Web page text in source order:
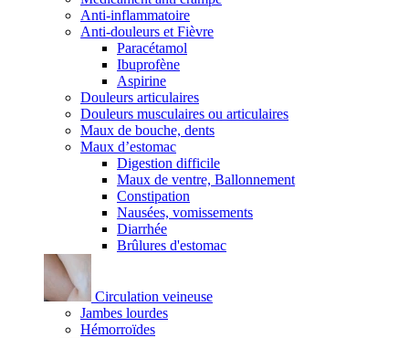
Anti-inflammatoire
Anti-douleurs et Fièvre
Paracétamol
Ibuprofène
Aspirine
Douleurs articulaires
Douleurs musculaires ou articulaires
Maux de bouche, dents
Maux d’estomac
Digestion difficile
Maux de ventre, Ballonnement
Constipation
Nausées, vomissements
Diarrhée
Brûlures d'estomac
Circulation veineuse
Jambes lourdes
Hémorroïdes